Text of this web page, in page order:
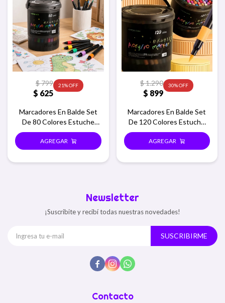
$ 625
$799 21
Marcadores En Balde Set
De 80 Colores Estuche
Redondo
$ 899
$1.290 30
Marcadores En Balde Set
De 120 Colores Estuche
Redondo
Contacto
Newsletter
¡Suscribite y recibí todas nuestras novedades!
SUSCRIBIRME
  